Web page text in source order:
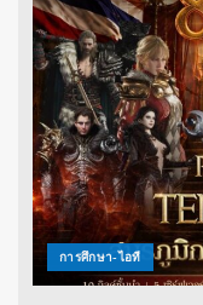
การศึกษา-ไอที